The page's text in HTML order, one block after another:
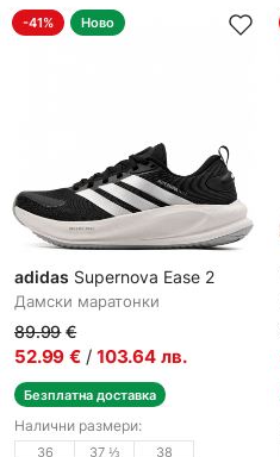
-41% Ново
adidas Supernova Ease 2
Дамски маратонки
89.99 €
52.99 € / 103.64 лв.
Безплатна доставка
Налични размери:
36 37 ⅓ 38